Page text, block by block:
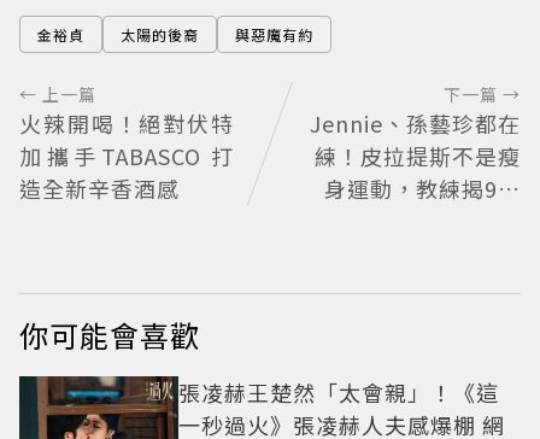
金裕貞 太陽的後裔 與惡魔有約
← 上一篇
火辣開喝！絕對伏特
加攜手TABASCO 打
造全新辛香酒感
下一篇 →
Jennie、孫藝珍都在
練！皮拉提斯不是瘦
身運動，教練揭9大
你可能會喜歡
張凌赫王楚然「太會親」！《這
一秒過火》張凌赫人夫感爆棚 網